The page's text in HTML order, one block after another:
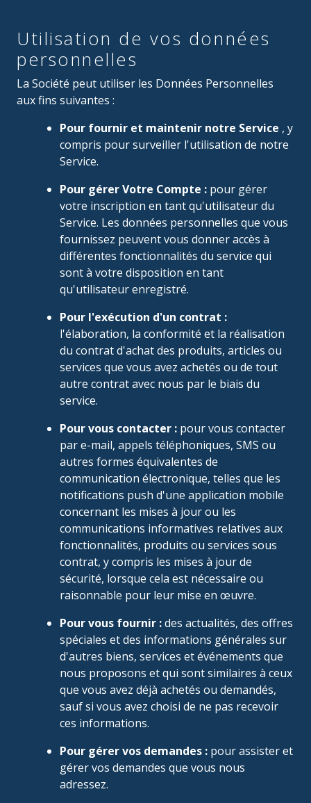
Utilisation de vos données
personnelles
La Société peut utiliser les Données Personnelles
aux fins suivantes :
Pour fournir et maintenir notre Service , y
compris pour surveiller l'utilisation de notre
Service.
Pour gérer Votre Compte : pour gérer
votre inscription en tant qu'utilisateur du
Service. Les données personnelles que vous
fournissez peuvent vous donner accès à
différentes fonctionnalités du service qui
sont à votre disposition en tant
qu'utilisateur enregistré.
Pour l'exécution d'un contrat :
l'élaboration, la conformité et la réalisation
du contrat d'achat des produits, articles ou
services que vous avez achetés ou de tout
autre contrat avec nous par le biais du
service.
Pour vous contacter : pour vous contacter
par e-mail, appels téléphoniques, SMS ou
autres formes équivalentes de
communication électronique, telles que les
notifications push d'une application mobile
concernant les mises à jour ou les
communications informatives relatives aux
fonctionnalités, produits ou services sous
contrat, y compris les mises à jour de
sécurité, lorsque cela est nécessaire ou
raisonnable pour leur mise en œuvre.
Pour vous fournir :des actualités, des offres
spéciales et des informations générales sur
d'autres biens, services et événements que
nous proposons et qui sont similaires à ceux
que vous avez déjà achetés ou demandés,
sauf si vous avez choisi de ne pas recevoir
ces informations.
Pour gérer vos demandes : pour assister et
gérer vos demandes que vous nous
adressez.